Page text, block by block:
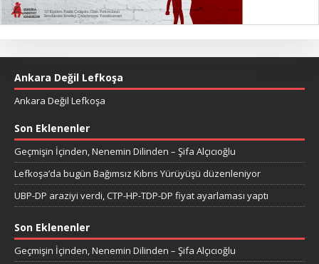
Ankara Değil Lefkoşa
Ankara Değil Lefkoşa
Son Eklenenler
Geçmişin İçinden, Nenemin Dilinden – Şifa Alçıcıoğlu
Lefkoşa’da bugün Bağımsız Kıbrıs Yürüyüşü düzenleniyor
UBP-DP araziyi verdi, CTP-HP-TDP-DP fiyat ayarlaması yaptı
Son Eklenenler
Geçmişin İçinden, Nenemin Dilinden – Şifa Alçıcıoğlu